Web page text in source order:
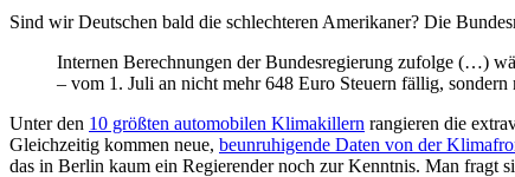
Sind wir Deutschen bald die schlechteren Amerikaner? Die
Internen Berechnungen der Bundesregierung zufolge (…)
– vom 1. Juli an nicht mehr 648 Euro Steuern fällig,
Unter den 10 größten automobilen Klimakillern rangieren die
Gleichzeitig kommen neue, beunruhigende Daten von der
das in Berlin kaum ein Regierender noch zur Kenntnis. Man fragt